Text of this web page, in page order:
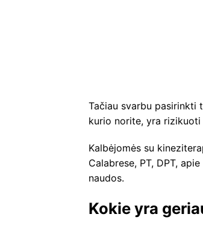
Tačiau svarbu pasirinkti
kurio norite, yra rizikuoti
Kalbėjomės su
Calabrese, PT, DPT,
naudos.
Kokie yra